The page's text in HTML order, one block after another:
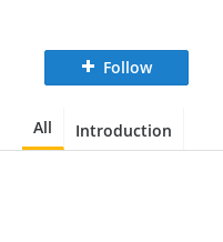
Follow
All Introduction